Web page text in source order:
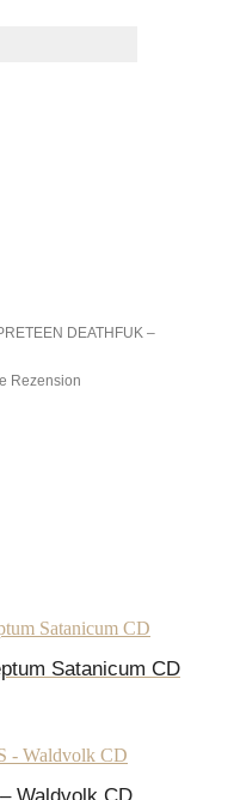
DEATHFUK –
Rezension
Satanicum CD